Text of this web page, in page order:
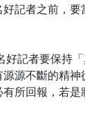
記者之前，要
記者要保持
源不斷的精
有所回報，若